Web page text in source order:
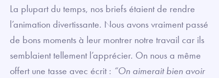
La plupart du temps, nos briefs étaient de rendre
l’animation divertissante. Nous avons vraiment passé
de bons moments à leur montrer notre travail car ils
semblaient tellement l’apprécier. On nous a même
offert une tasse avec écrit : “On aimerait bien avoir